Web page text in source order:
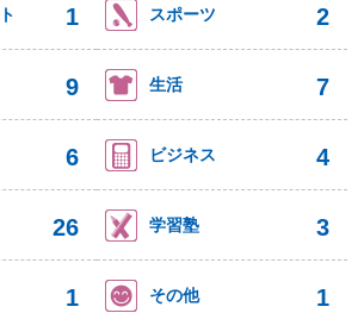
1 スポーツ 2
9 生活 7
6 ビジネス 4
26 学習塾 3
1 その他 1